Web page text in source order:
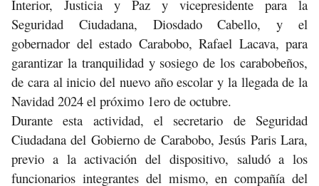
Interior, Justicia y Paz y vicepresidente para la
Seguridad Ciudadana, Diosdado Cabello, y el
gobernador del estado Carabobo, Rafael Lacava, para
garantizar la tranquilidad y sosiego de los carabobeños,
de cara al inicio del nuevo año escolar y la llegada de la
Navidad 2024 el próximo 1ero de octubre.
Durante esta actividad, el secretario de Seguridad
Ciudadana del Gobierno de Carabobo, Jesús Paris Lara,
previo a la activación del dispositivo, saludó a los
funcionarios integrantes del mismo, en compañía del